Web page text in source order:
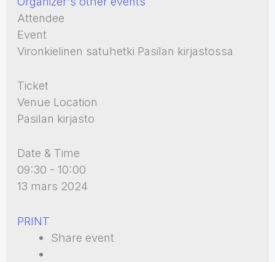
Attendee
Event
Vironkielinen satuhetki Pasilan kirjastossa
Ticket
Venue Location
Pasilan kirjasto
Date & Time
09:30 - 10:00
13 mars 2024
PRINT
Share event